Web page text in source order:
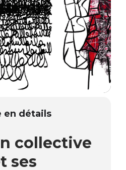
en détails
collective
ses